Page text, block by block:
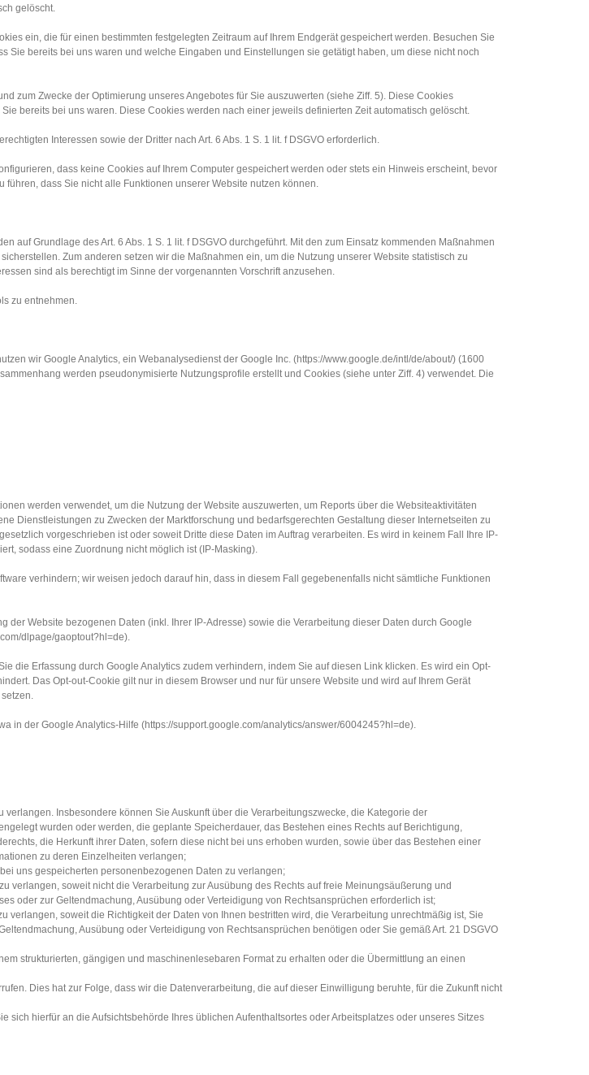
gelöscht.
ein, die für einen bestimmten festgelegten Zeitraum auf Ihrem Endgerät gespeichert werden. Besuchen Sie
Sie bereits bei uns waren und welche Eingaben und Einstellungen sie getätigt haben, um diese nicht noch
zum Zwecke der Optimierung unseres Angebotes für Sie auszuwerten (siehe Ziff. 5). Diese Cookies
bereits bei uns waren. Diese Cookies werden nach einer jeweils definierten Zeit automatisch gelöscht.
Interessen sowie der Dritter nach Art. 6 Abs. 1 S. 1 lit. f DSGVO erforderlich.
dass keine Cookies auf Ihrem Computer gespeichert werden oder stets ein Hinweis erscheint, bevor
dass Sie nicht alle Funktionen unserer Website nutzen können.
auf Grundlage des Art. 6 Abs. 1 S. 1 lit. f DSGVO durchgeführt. Mit den zum Einsatz kommenden Maßnahmen
Zum anderen setzen wir die Maßnahmen ein, um die Nutzung unserer Website statistisch zu
sind als berechtigt im Sinne der vorgenannten Vorschrift anzusehen.
zu entnehmen.
wir Google Analytics, ein Webanalysedienst der Google Inc. (https://www.google.de/intl/de/about/) (1600
werden pseudonymisierte Nutzungsprofile erstellt und Cookies (siehe unter Ziff. 4) verwendet. Die
werden verwendet, um die Nutzung der Website auszuwerten, um Reports über die Websiteaktivitäten
Dienstleistungen zu Zwecken der Marktforschung und bedarfsgerechten Gestaltung dieser Internetseiten zu
vorgeschrieben ist oder soweit Dritte diese Daten im Auftrag verarbeiten. Es wird in keinem Fall Ihre IP-
sodass eine Zuordnung nicht möglich ist (IP-Masking).
verhindern; wir weisen jedoch darauf hin, dass in diesem Fall gegebenenfalls nicht sämtliche Funktionen
Website bezogenen Daten (inkl. Ihrer IP-Adresse) sowie die Verarbeitung dieser Daten durch Google
dlpage/gaoptout?hl=de).
die Erfassung durch Google Analytics zudem verhindern, indem Sie auf diesen Link klicken. Es wird ein Opt-
Das Opt-out-Cookie gilt nur in diesem Browser und nur für unsere Website und wird auf Ihrem Gerät
in der Google Analytics-Hilfe (https://support.google.com/analytics/answer/6004245?hl=de).
Insbesondere können Sie Auskunft über die Verarbeitungszwecke, die Kategorie der
wurden oder werden, die geplante Speicherdauer, das Bestehen eines Rechts auf Berichtigung,
die Herkunft ihrer Daten, sofern diese nicht bei uns erhoben wurden, sowie über das Bestehen einer
zu deren Einzelheiten verlangen;
uns gespeicherten personenbezogenen Daten zu verlangen;
verlangen, soweit nicht die Verarbeitung zur Ausübung des Rechts auf freie Meinungsäußerung und
oder zur Geltendmachung, Ausübung oder Verteidigung von Rechtsansprüchen erforderlich ist;
soweit die Richtigkeit der Daten von Ihnen bestritten wird, die Verarbeitung unrechtmäßig ist, Sie
Ausübung oder Verteidigung von Rechtsansprüchen benötigen oder Sie gemäß Art. 21 DSGVO
strukturierten, gängigen und maschinenlesebaren Format zu erhalten oder die Übermittlung an einen
Dies hat zur Folge, dass wir die Datenverarbeitung, die auf dieser Einwilligung beruhte, für die Zukunft nicht
sich hierfür an die Aufsichtsbehörde Ihres üblichen Aufenthaltsortes oder Arbeitsplatzes oder unseres Sitzes